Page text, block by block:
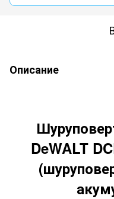
Описание
DeWALT